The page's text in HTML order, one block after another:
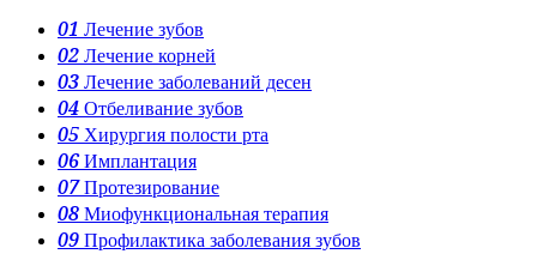
01 Лечение зубов
02 Лечение корней
03 Лечение заболеваний десен
04 Отбеливание зубов
05 Хирургия полости рта
06Имплантация
07Протезирование
08 Миофункциональная терапия
09 Профилактика заболевания зубов